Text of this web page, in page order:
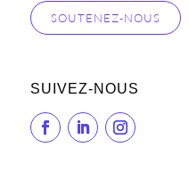
SOUTENEZ-NOUS
SUIVEZ-NOUS